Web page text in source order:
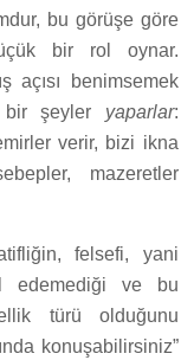
bu görüşe göre
bir rol oynar.
açısı benimsemek
bir şeyler yaparlar:
verir, bizi ikna
mazeretler
felsefi, yani
edemediği ve bu
türü olduğunu
konuşabilirsiniz”